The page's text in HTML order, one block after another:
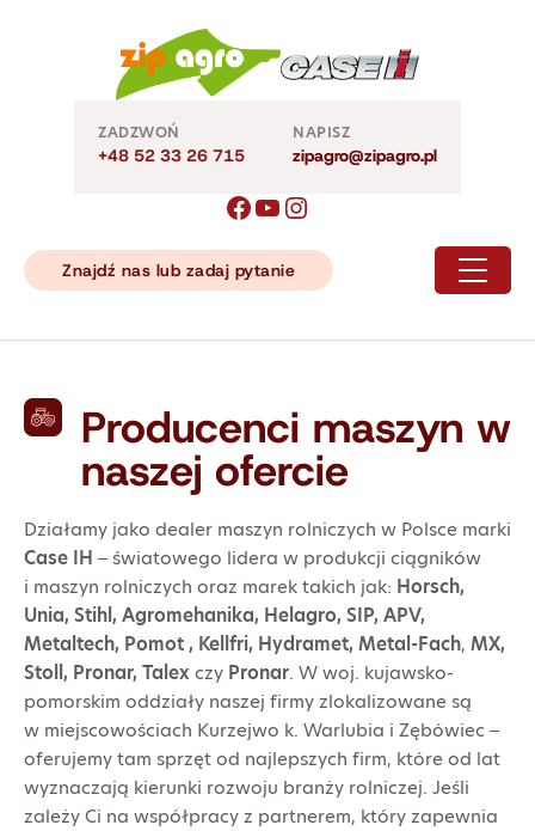
ZADZWOŃ
+48 52 33 26 715
NAPISZ
zipagro@zipagro.pl
Znajdź nas lub zadaj pytanie
Producenci maszyn w
naszej ofercie
Działamy jako dealer maszyn rolniczych w Polsce marki
Case IH – światowego lidera w produkcji ciągników
i maszyn rolniczych oraz marek takich jak: Horsch,
Unia, Stihl, Agromehanika, Helagro, SIP, APV,
Metaltech, Pomot , Kellfri, Hydramet, Metal-Fach, MX,
Stoll, Pronar, Talex czy Pronar. W woj. kujawsko-
pomorskim oddziały naszej firmy zlokalizowane są
w miejscowościach Kurzejwo k. Warlubia i Zębówiec –
oferujemy tam sprzęt od najlepszych firm, które od lat
wyznaczają kierunki rozwoju branży rolniczej. Jeśli
zależy Ci na współpracy z partnerem, który zapewnia